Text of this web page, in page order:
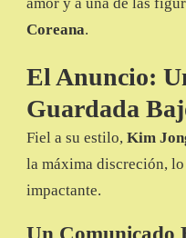
Coreana.
El Anuncio:
Guardada
Fiel a su estilo, Kim
la máxima discreción,
impactante.